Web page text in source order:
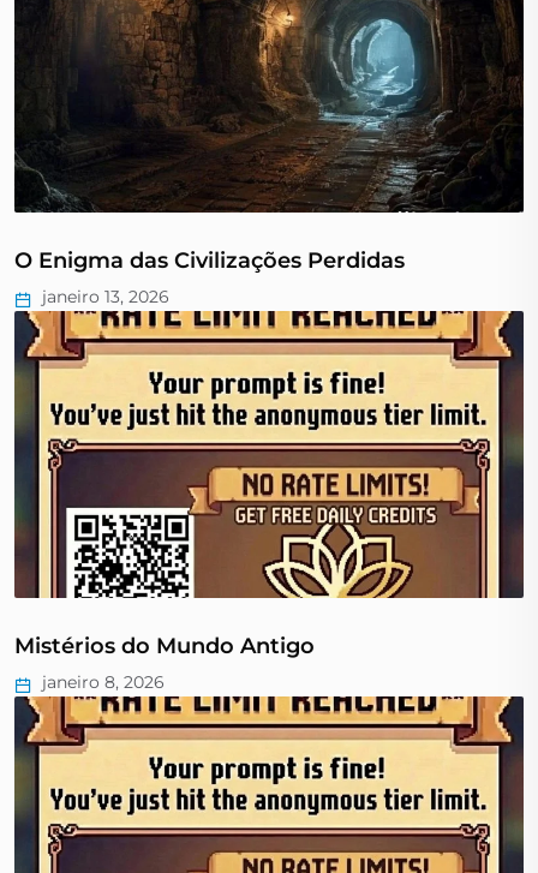
O Enigma das Civilizações Perdidas
janeiro 13, 2026
Mistérios do Mundo Antigo
janeiro 8, 2026